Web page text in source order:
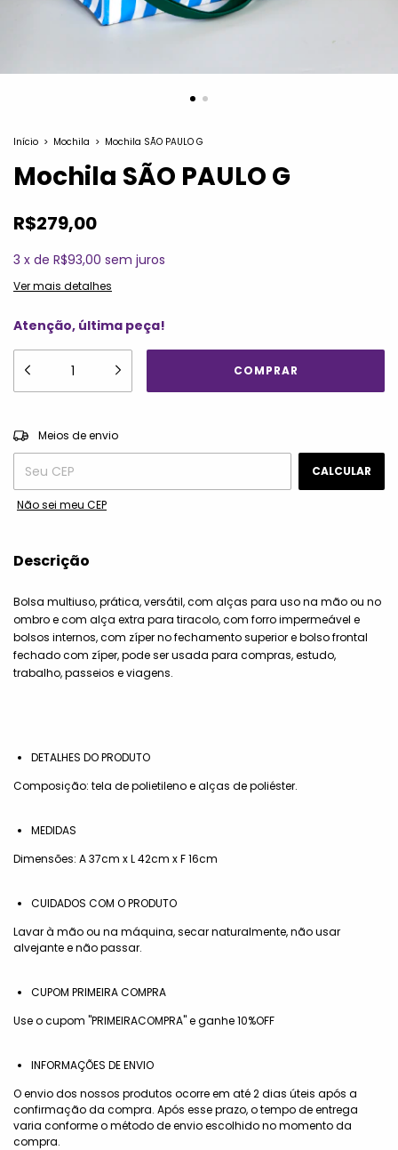
Início > Mochila > Mochila SÃO PAULO G
Mochila SÃO PAULO G
R$279,00
3 x de R$93,00 sem juros
Ver mais detalhes
Atenção, última peça!
Entregas para o CEP:
Meios de envio
CALCULAR
Não sei meu CEP
Descrição
Bolsa multiuso, prática, versátil, com alças para uso na mão ou no
ombro e com alça extra para tiracolo, com forro impermeável e
bolsos internos, com zíper no fechamento superior e bolso frontal
fechado com zíper, pode ser usada para compras, estudo,
trabalho, passeios e viagens.
DETALHES DO PRODUTO
Composição: tela de polietileno e alças de poliéster.
MEDIDAS
Dimensões: A 37cm x L 42cm x F 16cm
CUIDADOS COM O PRODUTO
Lavar à mão ou na máquina, secar naturalmente, não usar
alvejante e não passar.
CUPOM PRIMEIRA COMPRA
Use o cupom "PRIMEIRACOMPRA" e ganhe 10%OFF
INFORMAÇÕES DE ENVIO
O envio dos nossos produtos ocorre em até 2 dias úteis após a
confirmação da compra. Após esse prazo, o tempo de entrega
varia conforme o método de envio escolhido no momento da
compra.